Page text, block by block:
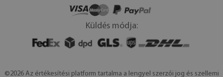
Küldés módja:
©2026 Az értékesítési platform tartalma a lengyel szerzői jog és szellemi